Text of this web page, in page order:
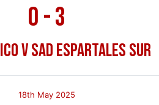
0-3
v SAD Espartales Sur
18th May 2025